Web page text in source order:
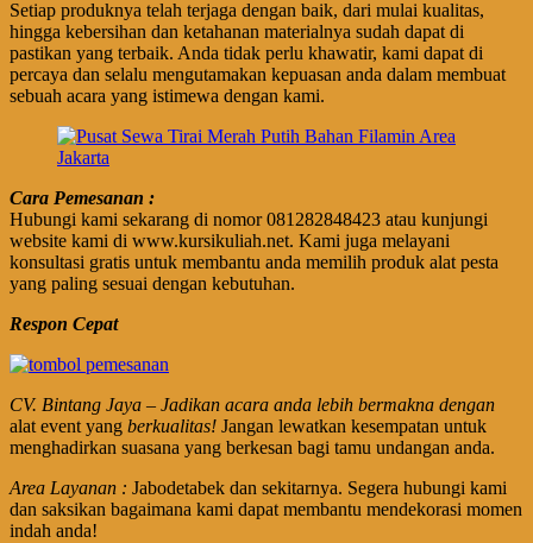
Setiap produknya telah terjaga dengan baik, dari mulai kualitas,
hingga kebersihan dan ketahanan materialnya sudah dapat di
pastikan yang terbaik. Anda tidak perlu khawatir, kami dapat di
percaya dan selalu mengutamakan kepuasan anda dalam membuat
sebuah acara yang istimewa dengan kami.
Cara Pemesanan :
Hubungi kami sekarang di nomor 081282848423 atau kunjungi
website kami di www.kursikuliah.net. Kami juga melayani
konsultasi gratis untuk membantu anda memilih produk alat pesta
yang paling sesuai dengan kebutuhan.
Respon Cepat
CV. Bintang Jaya – Jadikan acara anda lebih bermakna dengan
alat event yang berkualitas! Jangan lewatkan kesempatan untuk
menghadirkan suasana yang berkesan bagi tamu undangan anda.
Area Layanan : Jabodetabek dan sekitarnya. Segera hubungi kami
dan saksikan bagaimana kami dapat membantu mendekorasi momen
indah anda!